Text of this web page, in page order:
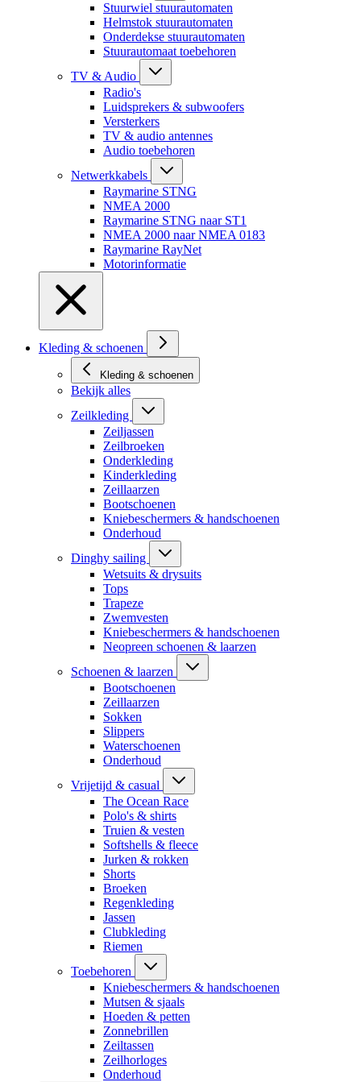
Stuurwiel stuurautomaten
Helmstok stuurautomaten
Onderdekse stuurautomaten
Stuurautomaat toebehoren
TV & Audio
Radio's
Luidsprekers & subwoofers
Versterkers
TV & audio antennes
Audio toebehoren
Netwerkkabels
Raymarine STNG
NMEA 2000
Raymarine STNG naar ST1
NMEA 2000 naar NMEA 0183
Raymarine RayNet
Motorinformatie
Kleding & schoenen
Kleding & schoenen
Bekijk alles
Zeilkleding
Zeiljassen
Zeilbroeken
Onderkleding
Kinderkleding
Zeillaarzen
Bootschoenen
Kniebeschermers & handschoenen
Onderhoud
Dinghy sailing
Wetsuits & drysuits
Tops
Trapeze
Zwemvesten
Kniebeschermers & handschoenen
Neopreen schoenen & laarzen
Schoenen & laarzen
Bootschoenen
Zeillaarzen
Sokken
Slippers
Waterschoenen
Onderhoud
Vrijetijd & casual
The Ocean Race
Polo's & shirts
Truien & vesten
Softshells & fleece
Jurken & rokken
Shorts
Broeken
Regenkleding
Jassen
Clubkleding
Riemen
Toebehoren
Kniebeschermers & handschoenen
Mutsen & sjaals
Hoeden & petten
Zonnebrillen
Zeiltassen
Zeilhorloges
Onderhoud